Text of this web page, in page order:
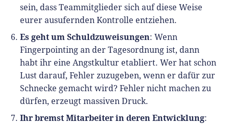
sein, dass Teammitglieder sich auf diese Weise
eurer ausufernden Kontrolle entziehen.
Es geht um Schuldzuweisungen: Wenn
Fingerpointing an der Tagesordnung ist, dann
habt ihr eine Angstkultur etabliert. Wer hat schon
Lust darauf, Fehler zuzugeben, wenn er dafür zur
Schnecke gemacht wird? Fehler nicht machen zu
dürfen, erzeugt massiven Druck.
Ihr bremst Mitarbeiter in deren Entwicklung: